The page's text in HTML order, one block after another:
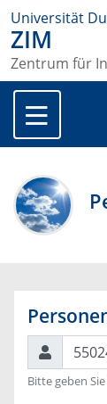
Universität
ZIM
Zentrum für
Suchen
Bitte geben